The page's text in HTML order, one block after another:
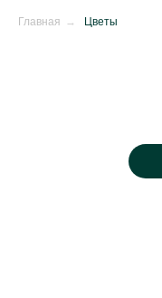
Главная → Цветы